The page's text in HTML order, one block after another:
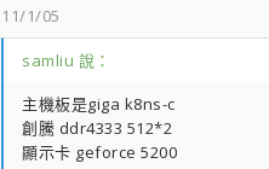
11/1/05
samliu 說：
主機板是giga k8ns-c
創騰 ddr4333 512*2
顯示卡 geforce 5200